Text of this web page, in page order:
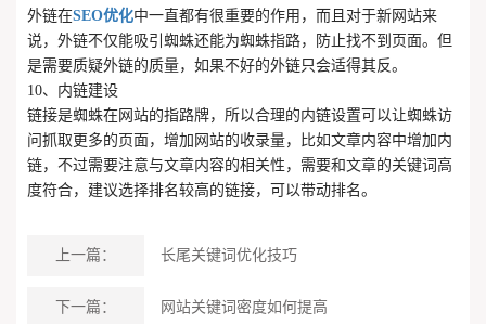
外链在SEO优化中一直都有很重要的作用，而且对于新网站来
说，外链不仅能吸引蜘蛛还能为蜘蛛指路，防止找不到页面。但
是需要质疑外链的质量，如果不好的外链只会适得其反。
10、内链建设
链接是蜘蛛在网站的指路牌，所以合理的内链设置可以让蜘蛛访
问抓取更多的页面，增加网站的收录量，比如文章内容中增加内
链，不过需要注意与文章内容的相关性，需要和文章的关键词高
度符合，建议选择排名较高的链接，可以带动排名。
上一篇： 长尾关键词优化技巧
下一篇： 网站关键词密度如何提高